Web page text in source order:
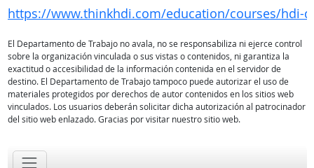
https://www.thinkhdi.com/education/courses/hdi-
El Departamento de Trabajo no avala, no se responsabiliza ni ejerce control
sobre la organización vinculada o sus vistas o contenidos, ni garantiza la
exactitud o accesibilidad de la información contenida en el servidor de
destino. El Departamento de Trabajo tampoco puede autorizar el uso de
materiales protegidos por derechos de autor contenidos en los sitios web
vinculados. Los usuarios deberán solicitar dicha autorización al patrocinador
del sitio web enlazado. Gracias por visitar nuestro sitio web.